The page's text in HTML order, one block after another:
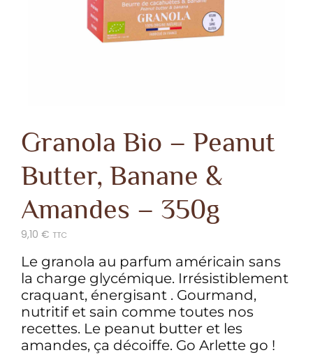
Granola Bio – Peanut
Butter, Banane &
Amandes – 350g
9,10 € TTC
Le granola au parfum américain sans
la charge glycémique. Irrésistiblement
craquant, énergisant . Gourmand,
nutritif et sain comme toutes nos
recettes. Le peanut butter et les
amandes, ça décoiffe. Go Arlette go !